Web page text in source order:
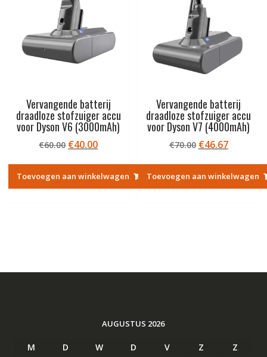
Vervangende batterij
draadloze stofzuiger accu
voor Dyson V6 (3000mAh)
€60.00 Oorspronkelijke
was:
€60.00.
€40.00Huidige
is:
€40.00.
Toevoegen aan winkelwagen
Vervangende batterij
draadloze stofzuiger accu
voor Dyson V7 (4000mAh)
€70.00
was:
€70.00.
€46.67Huidige
is:
€46.67.
Toevoegen aan winkelwagen
AUGUSTUS 2026
M D W D V Z
Z